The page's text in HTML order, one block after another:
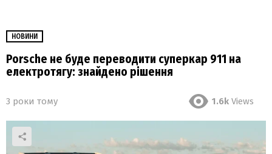
НОВИНИ
Porsche не буде переводити суперкар 911 на
електротягу: знайдено рішення
3 роки тому 1.6k Views